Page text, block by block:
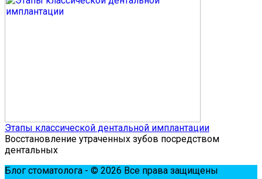
Этапы классической дентальной имплантации
Восстановление утраченных зубов посредством
дентальных
Блог стоматолога - © 2026 Все права защищены